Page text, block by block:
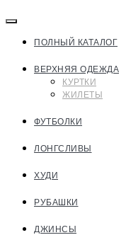
ПОЛНЫЙ КАТАЛОГ
ВЕРХНЯЯ ОДЕЖДА
КУРТКИ
ЖИЛЕТЫ
ФУТБОЛКИ
ЛОНГСЛИВЫ
ХУДИ
РУБАШКИ
ДЖИНСЫ